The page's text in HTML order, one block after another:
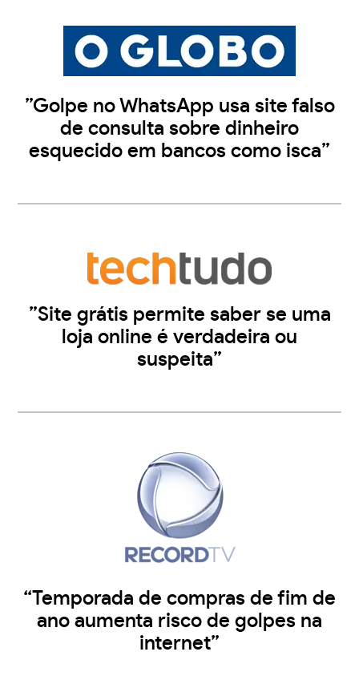
”Golpe no WhatsApp usa site falso
de consulta sobre dinheiro
esquecido em bancos como isca”
”Site grátis permite saber se uma
loja online é verdadeira ou
suspeita”
“Temporada de compras de fim de
ano aumenta risco de golpes na
internet”